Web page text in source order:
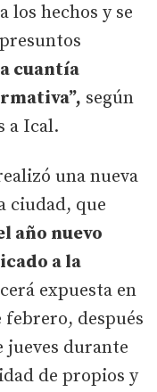
los hechos y se
cuantía
según
a Ical.
una nueva
ciudad, que
año nuevo
a la
expuesta en
febrero, después
jueves durante
de propios y